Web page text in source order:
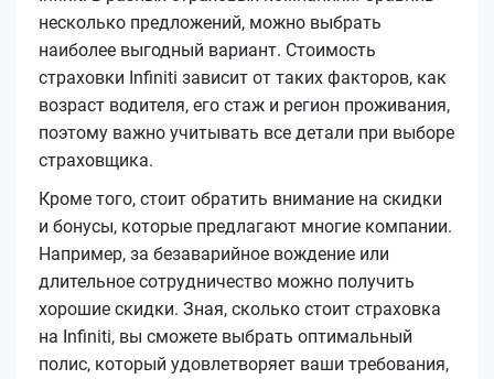
несколько предложений, можно выбрать
наиболее выгодный вариант. Стоимость
страховки Infiniti зависит от таких факторов, как
возраст водителя, его стаж и регион проживания,
поэтому важно учитывать все детали при выборе
страховщика.
Кроме того, стоит обратить внимание на скидки
и бонусы, которые предлагают многие компании.
Например, за безаварийное вождение или
длительное сотрудничество можно получить
хорошие скидки. Зная, сколько стоит страховка
на Infiniti, вы сможете выбрать оптимальный
полис, который удовлетворяет ваши требования,